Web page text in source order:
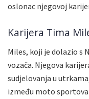
oslonac njegovoj
Karijera Tima
Miles, koji je dolazio s
vozača. Njegova
sudjelovanja u
između moto